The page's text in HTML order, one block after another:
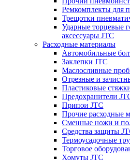
Ремкомплекты для
Трещотки
Ударные торцевые
аксессуары JTC
Расходные материалы
Автомобильные
Заклепки JTC
Маслосливные
Отрезные и
Пластиковые
Предохранители
Припои JTC
Прочие расходные
Сменные ножи и
Средства защиты
Термоусадочные
Торговое
Хомуты JTC